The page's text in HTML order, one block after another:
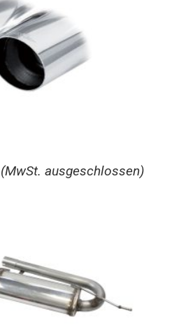
(MwSt. ausgeschlossen)